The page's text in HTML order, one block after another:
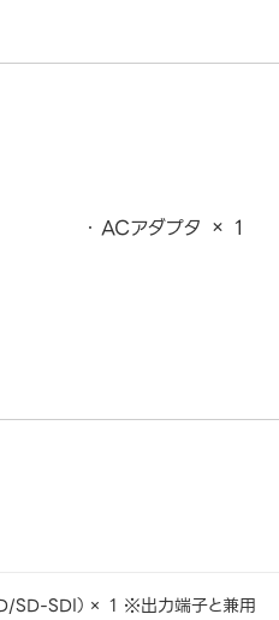
ACアダプタ × 1
SD-SDI）× 1 ※出力端子と兼用